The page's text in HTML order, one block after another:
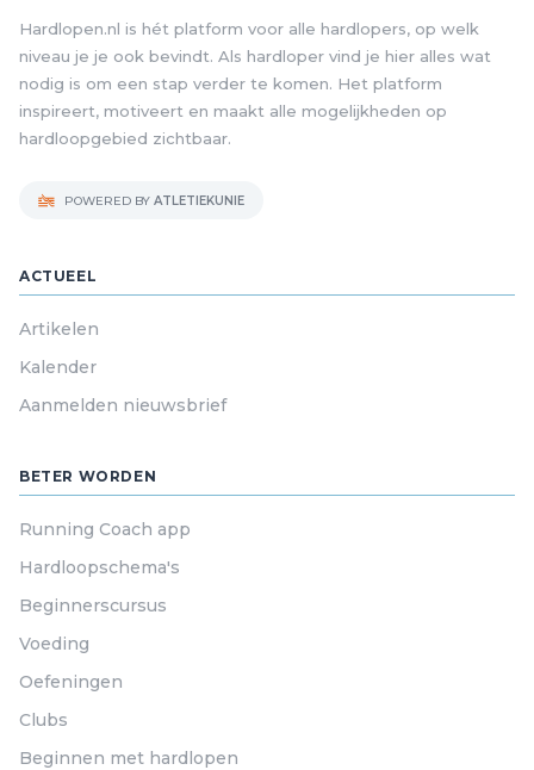
Hardlopen.nl is hét platform voor alle hardlopers, op welk
niveau je je ook bevindt. Als hardloper vind je hier alles wat
nodig is om een stap verder te komen. Het platform
inspireert, motiveert en maakt alle mogelijkheden op
hardloopgebied zichtbaar.
POWERED BY ATLETIEKUNIE
ACTUEEL
Artikelen
Kalender
Aanmelden nieuwsbrief
BETER WORDEN
Running Coach app
Hardloopschema's
Beginnerscursus
Voeding
Oefeningen
Clubs
Beginnen met hardlopen